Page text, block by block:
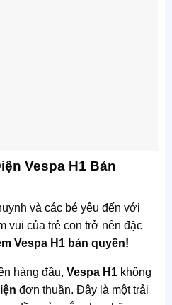
Vespa H1 Bản
và các bé yêu đến với
vui của trẻ con trở nên đặc
Vespa H1 bản quyền!
hàng đầu, Vespa H1không
đơn thuần. Đây là một trải